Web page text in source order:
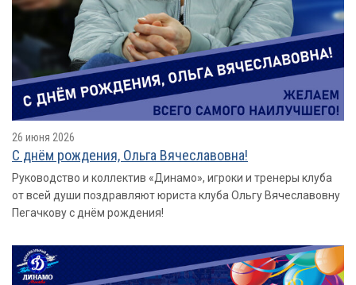
26 июня 2026
С днём рождения, Ольга Вячеславовна!
Руководство и коллектив «Динамо», игроки и тренеры клуба
от всей души поздравляют юриста клуба Ольгу Вячеславовну
Пегачкову с днём рождения!